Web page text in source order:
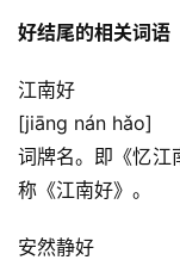
好结尾的相关词语
江南好
[jiāng nán hǎo]
词牌名。即《忆江
称《江南好》。
安然静好